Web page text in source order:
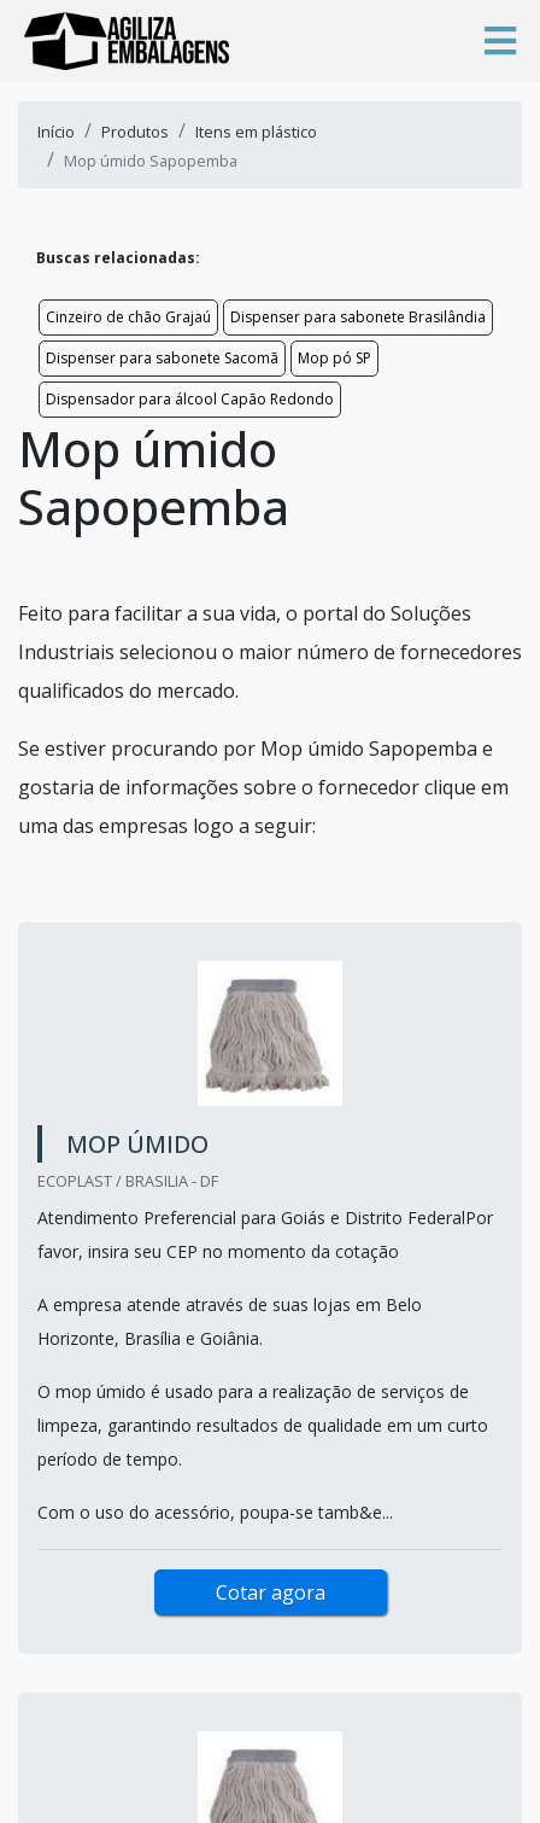
Início Produtos
Itens em plástico
Mop úmido Sapopemba
Buscas relacionadas:
Cinzeiro de chão Grajaú
Dispenser para sabonete Brasilândia
Dispenser para sabonete Sacomã
Mop pó SP
Dispensador para álcool Capão Redondo
Mop úmido
Sapopemba
Feito para facilitar a sua vida, o portal do Soluções
Industriais selecionou o maior número de fornecedores
qualificados do mercado.
Se estiver procurando por Mop úmido Sapopemba e
gostaria de informações sobre o fornecedor clique em
uma das empresas logo a seguir:
MOP ÚMIDO
ECOPLAST / BRASILIA - DF
Atendimento Preferencial para Goiás e Distrito FederalPor
favor, insira seu CEP no momento da cotação
A empresa atende através de suas lojas em Belo
Horizonte, Brasília e Goiânia.
O mop úmido é usado para a realização de serviços de
limpeza, garantindo resultados de qualidade em um curto
período de tempo.
Com o uso do acessório, poupa-se tamb&e...
Cotar agora